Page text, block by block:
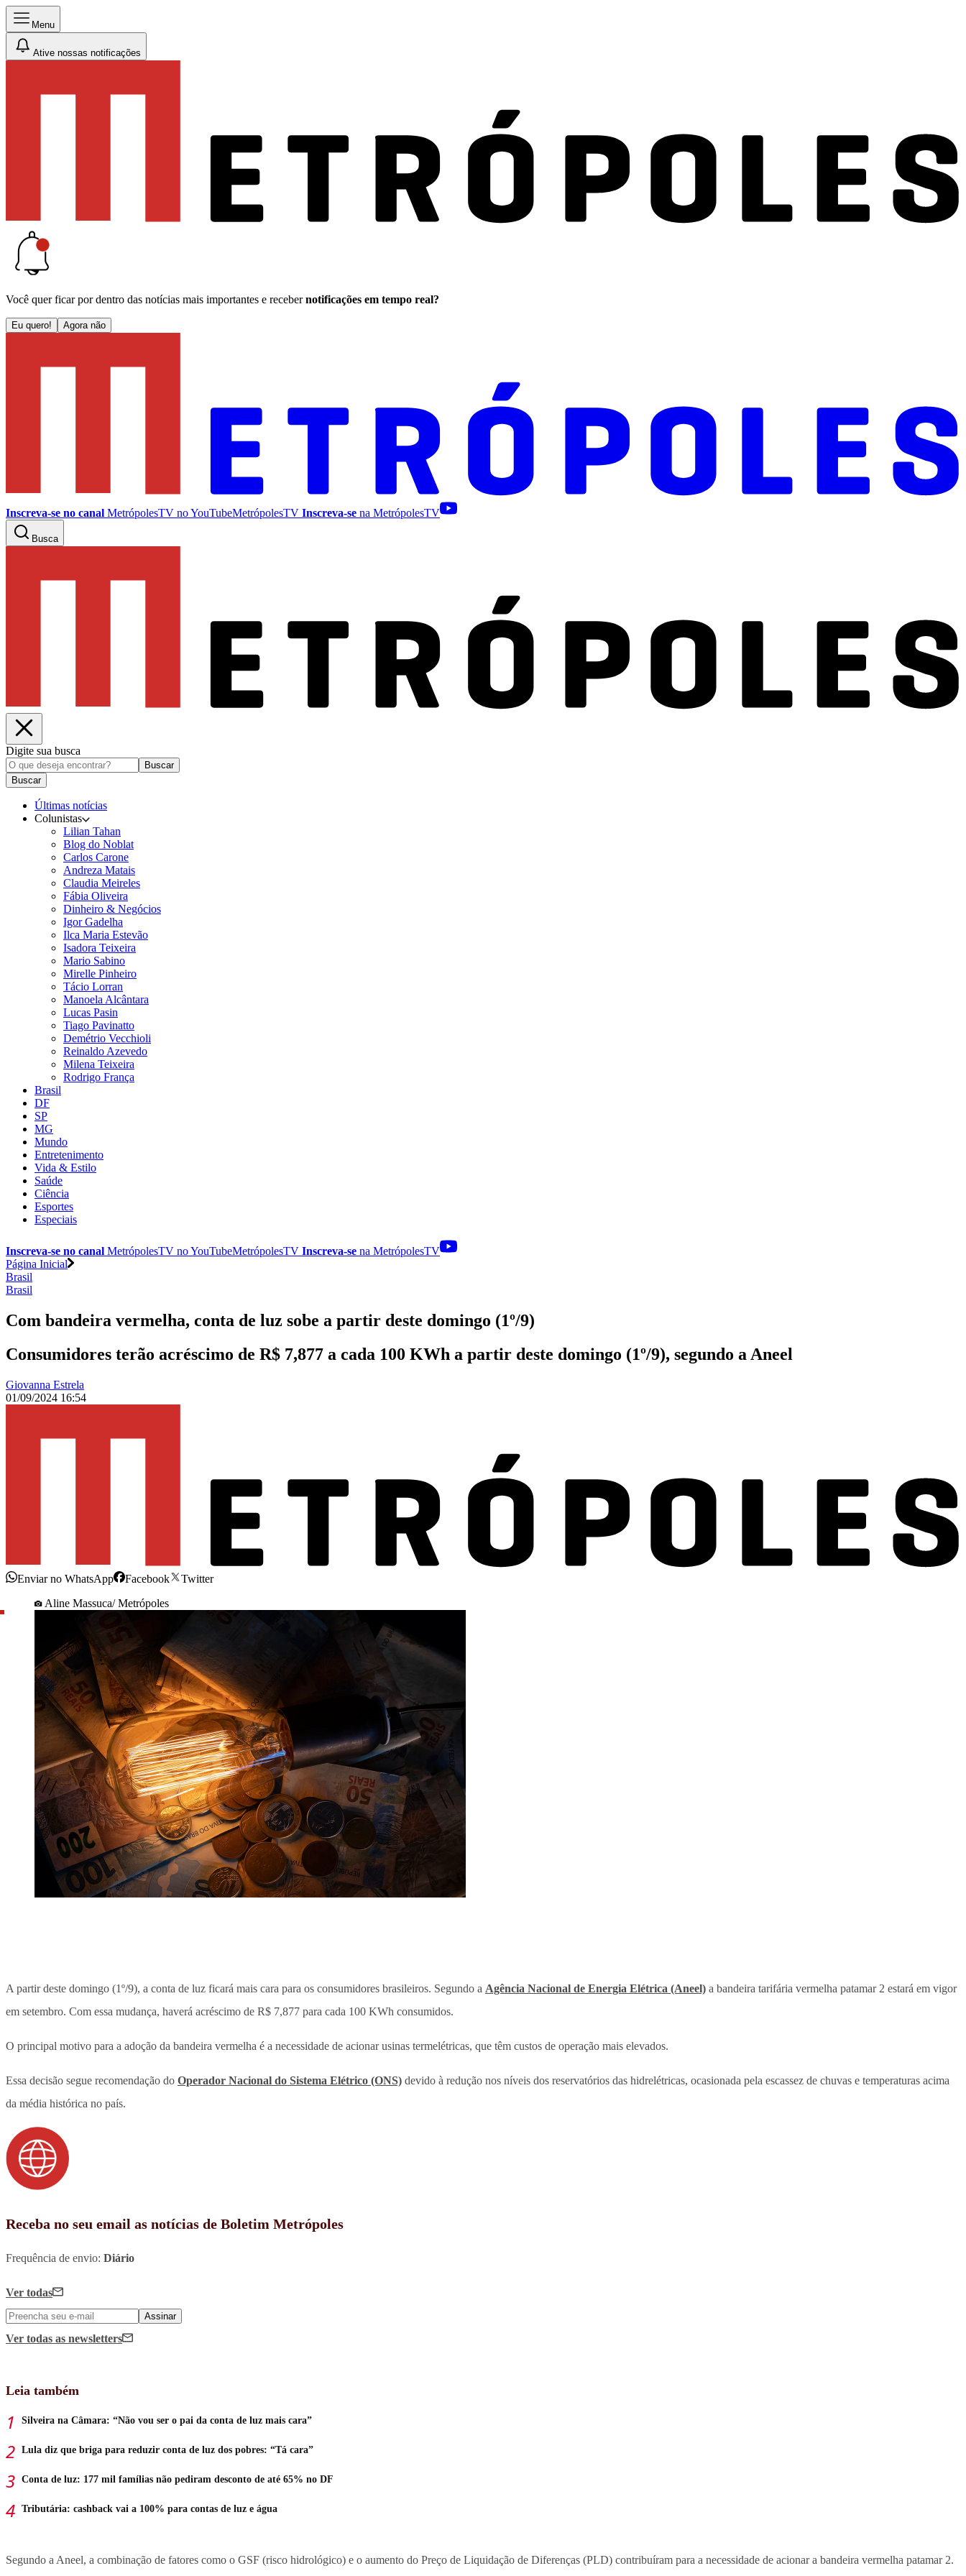
Menu
Ative nossas notificações
Você quer ficar por dentro das notícias mais importantes e receber notificações em tempo real?
Eu quero! Agora não
Inscreva-se no canal MetrópolesTV noYouTubeMetrópolesTV Inscreva-se na MetrópolesTV
Busca
Digite sua busca
Buscar
Buscar
Últimas notícias
Colunistas
Lilian Tahan
Blog do Noblat
Carlos Carone
Andreza Matais
Claudia Meireles
Fábia Oliveira
Dinheiro & Negócios
Igor Gadelha
Ilca Maria Estevão
Isadora Teixeira
Mario Sabino
Mirelle Pinheiro
Tácio Lorran
Manoela Alcântara
Lucas Pasin
Tiago Pavinatto
Demétrio Vecchioli
Reinaldo Azevedo
Milena Teixeira
Rodrigo França
Brasil
DF
SP
MG
Mundo
Entretenimento
Vida & Estilo
Saúde
Ciência
Esportes
Especiais
Inscreva-se no canal MetrópolesTV noYouTubeMetrópolesTV Inscreva-se na MetrópolesTV
Página Inicial
Brasil
Brasil
Com bandeira vermelha, conta de luz sobe a partir deste domingo (1º/9)
Consumidores terão acréscimo de R$ 7,877 a cada 100 KWh a partir deste domingo (1º/9), segundo a Aneel
Giovanna Estrela
01/09/2024 16:54
Enviar no WhatsApp Facebook
Twitter
Aline Massuca/ Metrópoles
A partir deste domingo (1º/9), a conta de luz ficará mais cara para os consumidores brasileiros. Segundo a Agência Nacional de Energia Elétrica (Aneel) a bandeira tarifária vermelha patamar 2 estará em vigor
em setembro. Com essa mudança, haverá acréscimo de R$ 7,877 para cada 100 KWh consumidos.
O principal motivo para a adoção da bandeira vermelha é a necessidade de acionar usinas termelétricas, que têm custos de operação mais elevados.
Essa decisão segue recomendação do Operador Nacional do Sistema Elétrico (ONS) devido à redução nos níveis dos reservatórios das hidrelétricas, ocasionada pela escassez de chuvas e temperaturas acima
da média histórica no país.
Receba no seu email as notícias de Boletim Metrópoles
Frequência de envio: Diário
Ver todas
Assinar
Ver todas as newsletters
Leia também
Silveira na Câmara: “Não vou ser o pai da conta de luz mais cara”
Lula diz que briga para reduzir conta de luz dos pobres: “Tá cara”
Conta de luz: 177 mil famílias não pediram desconto de até 65% no DF
Tributária: cashback vai a 100% para contas de luz e água
Segundo a Aneel, a combinação de fatores como o GSF (risco hidrológico) e o aumento do Preço de Liquidação de Diferenças (PLD) contribuíram para a necessidade de acionar a bandeira vermelha patamar 2.